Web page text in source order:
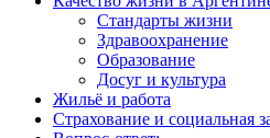
Стандарты жизни
Здравоохранение
Образование
Досуг и культура
Жильё и работа
Страхование и социальная